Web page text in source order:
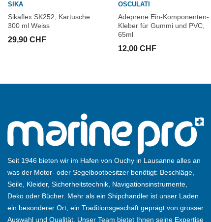
SIKA
Sikaflex SK252, Kartusche
300 ml Weiss
29,90 CHF
OSCULATI
Adeprene Ein-Komponenten-
Kleber für Gummi und PVC,
65ml
12,00 CHF
Seit 1946 bieten wir im Hafen von Ouchy in Lausanne alles an
was der Motor- oder Segelbootbesitzer benötigt: Beschläge,
Seile, Kleider, Sicherheitstechnik, Navigationsinstrumente,
Deko oder Bücher. Mehr als ein Shipchandler ist unser Laden
ein besonderer Ort, ein Traditionsgeschäft geprägt von grosser
Auswahl und Qualität. Unser Team bietet Ihnen seine Expertise